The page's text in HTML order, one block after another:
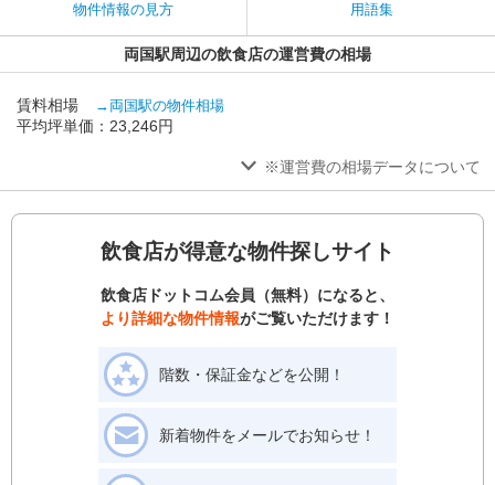
物件情報の見方 用語集
両国駅周辺の飲食店の運営費の相場
賃料相場 →両国駅の物件相場
平均坪単価：23,246円
※運営費の相場データについて
飲食店が得意な物件探しサイト
飲食店ドットコム会員（無料）になると、
より詳細な物件情報がご覧いただけます！
階数・保証金などを公開！
新着物件をメールでお知らせ！